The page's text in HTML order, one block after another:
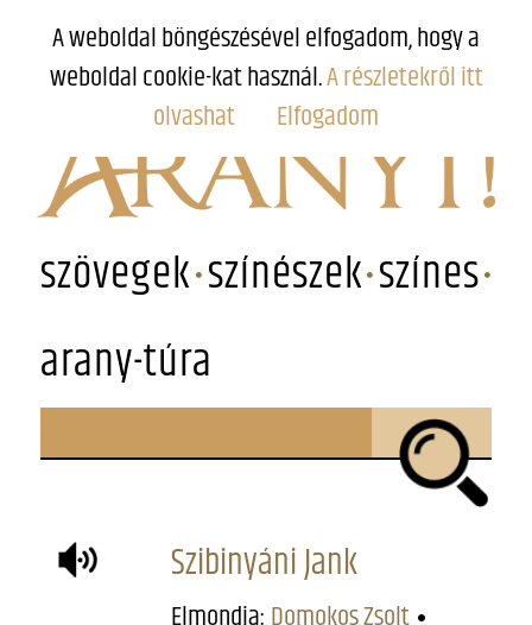
szövegek színészek színes
arany-túra
Szibinyáni Jank
A weboldal böngészésével elfogadom, hogy a
weboldal cookie-kat használ.A részletekről itt
olvashat
Elfogadom